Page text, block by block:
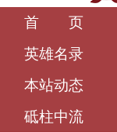
首 页
英雄名录
本站动态
砥柱中流